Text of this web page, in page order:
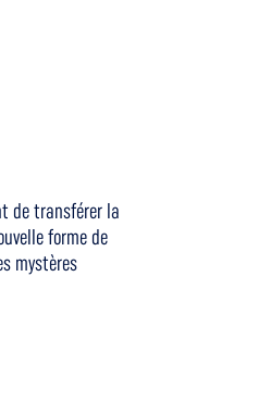
de transférer la
forme de
mystères